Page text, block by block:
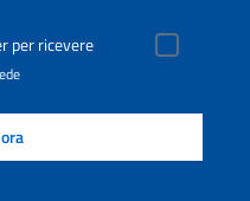
per ricevere